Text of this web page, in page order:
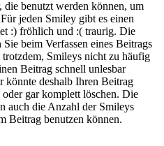
benutzt werden können, um
jeden Smiley gibt es einen
:) fröhlich und :( traurig. Die
beim Verfassen eines Beitrags
trotzdem, Smileys nicht zu häufig
Beitrag schnell unlesbar
könnte deshalb Ihren Beitrag
oder gar komplett löschen. Die
auch die Anzahl der Smileys
Beitrag benutzen können.